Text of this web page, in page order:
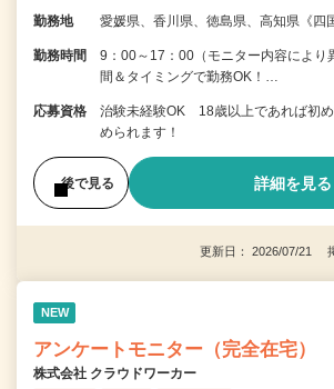
勤務地 愛媛県、香川県、徳島県、高知県《四
勤務時間
9：00～17：00（モニター内容により
間＆タイミングで勤務OK！…
応募資格
治験未経験OK 18歳以上であれば初
められます！
後で見る 詳細を見る
更新日： 2026/07/21
NEW
アンケートモニター（完全在宅）
株式会社 クラウドワーカー